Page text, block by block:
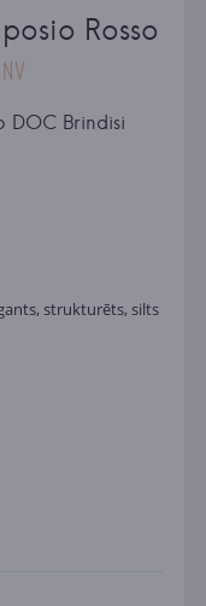
Rosso
NV
DOC Brindisi
strukturēts, silts